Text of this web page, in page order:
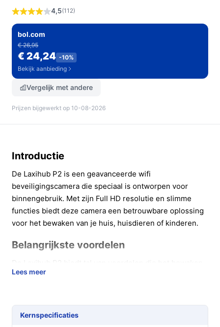
4,5(112)
bol.com
€ 26,95
€ 24,24 -10%
Bekijk aanbieding
Vergelijk met andere
Prijzen bijgewerkt op 10-08-2026
Introductie
De Laxihub P2 is een geavanceerde wifi
beveiligingscamera die speciaal is ontworpen voor
binnengebruik. Met zijn Full HD resolutie en slimme
functies biedt deze camera een betrouwbare oplossing
voor het bewaken van je huis, huisdieren of kinderen.
Belangrijkste voordelen
van je omgeving eenvoudiger en veiliger maken:
355° horizontaal en 75° verticaal kun je elk deel
van de ruimte gemakkelijk in de gaten houden.
Lees meer
Kernspecificaties